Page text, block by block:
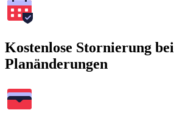
Kostenlose Stornierung bei
Planänderungen